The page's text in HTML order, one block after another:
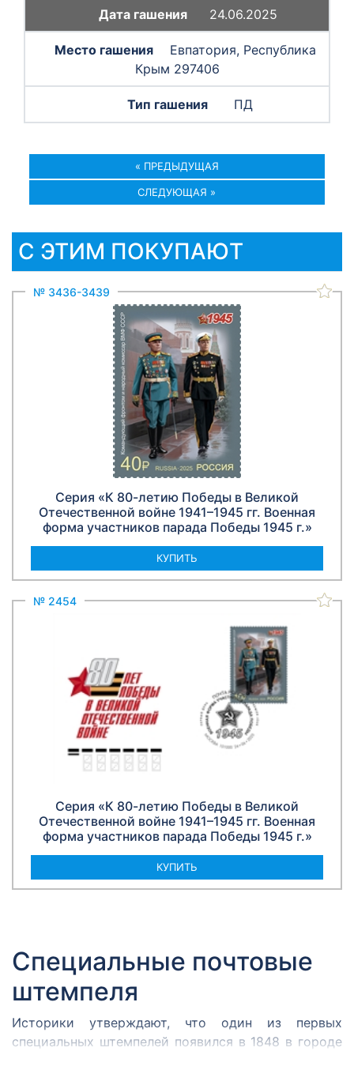
24.06.2025
Евпатория, Республика
Крым 297406
ПД
« ПРЕДЫДУЩАЯ
СЛЕДУЮЩАЯ »
С ЭТИМ ПОКУПАЮТ
№ 3436-3439
Серия «К 80-летию Победы в Великой
Отечественной войне 1941–1945 гг. Военная
форма участников парада Победы 1945 г.»
КУПИТЬ
№ 2454
Серия «К 80-летию Победы в Великой
Отечественной войне 1941–1945 гг. Военная
форма участников парада Победы 1945 г.»
КУПИТЬ
Специальные почтовые
штемпеля
Историки утверждают, что один из первых
специальных штемпелей появился в 1848 в городе